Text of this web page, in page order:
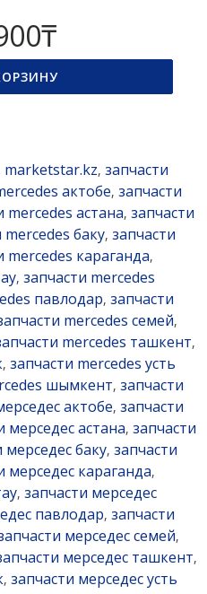
₸
marketstar.kz, запчасти
актобе, запчасти
mercedes астана, запчасти
mercedes баку, запчасти
mercedes караганда,
, запчасти mercedes
павлодар, запчасти
mercedes семей,
mercedes ташкент,
, запчасти mercedes усть
шымкент, запчасти
актобе, запчасти
мерседес астана, запчасти
мерседес баку, запчасти
мерседес караганда,
, запчасти мерседес
павлодар, запчасти
мерседес семей,
мерседес ташкент,
, запчасти мерседес усть